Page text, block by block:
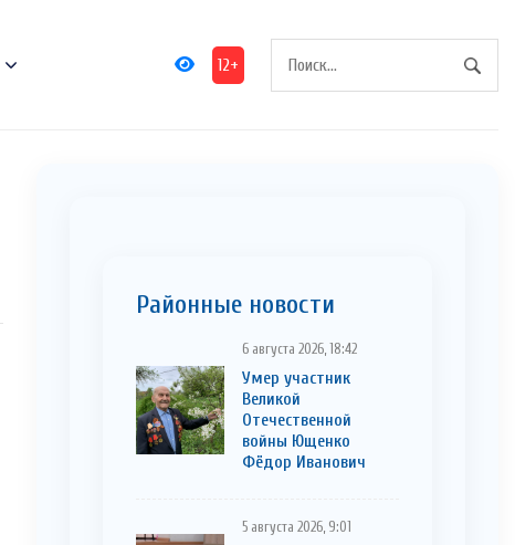
12+
Районные новости
6 августа 2026, 18:42
Умер участник
Великой
Отечественной
войны Ющенко
Фёдор Иванович
5 августа 2026, 9:01